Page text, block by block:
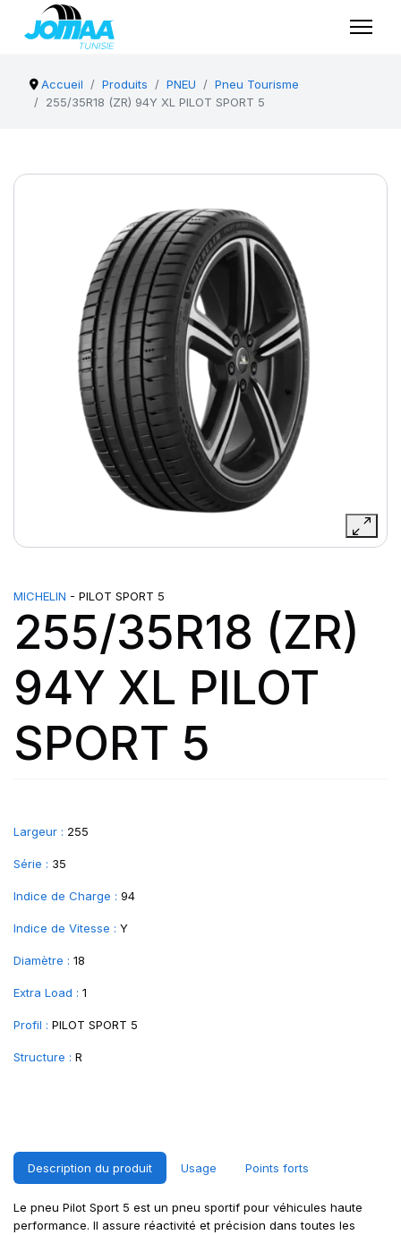
Accueil Produits PNEU
Pneu Tourisme
255/35R18 (ZR) 94Y XL PILOT SPORT 5
MICHELIN - PILOT SPORT 5
255/35R18 (ZR)
94Y XL PILOT
SPORT 5
Largeur : 255
Série : 35
Indice de Charge : 94
Indice de Vitesse : Y
Diamètre : 18
Extra Load : 1
Profil : PILOT SPORT 5
Structure : R
Description du produit Usage Points forts
Le pneu Pilot Sport 5 est un pneu sportif pour véhicules haute
performance. Il assure réactivité et précision dans toutes les